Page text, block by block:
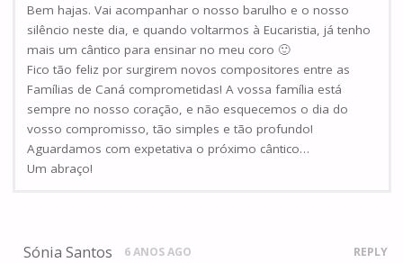
Bem hajas. Vai acompanhar o nosso barulho e o nosso
silêncio neste dia, e quando voltarmos à Eucaristia, já tenho
mais um cântico para ensinar no meu coro 🙂
Fico tão feliz por surgirem novos compositores entre as
Famílias de Caná comprometidas! A vossa família está
sempre no nosso coração, e não esquecemos o dia do
vosso compromisso, tão simples e tão profundo!
Aguardamos com expetativa o próximo cântico…
Um abraço!
Sónia Santos 6 ANOS AGO REPLY